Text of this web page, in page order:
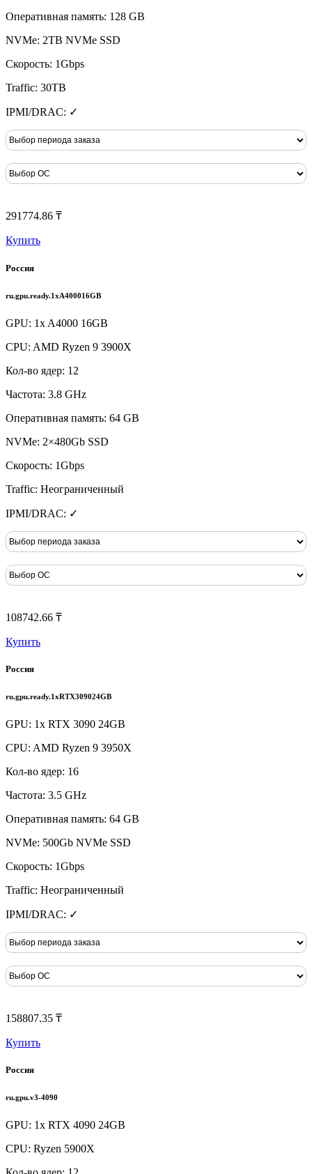
Оперативная память: 128 GB
NVMe: 2TB NVMe SSD
Скорость: 1Gbps
Traffic: 30TB
IPMI/DRAC: ✓
291774.86 ₸
Купить
Россия
ru.gpu.ready.1xA400016GB
GPU: 1x A4000 16GB
CPU: AMD Ryzen 9 3900X
Кол-во ядер: 12
Частота: 3.8 GHz
Оперативная память: 64 GB
NVMe: 2×480Gb SSD
Скорость: 1Gbps
Traffic: Неограниченный
IPMI/DRAC: ✓
108742.66 ₸
Купить
Россия
ru.gpu.ready.1xRTX309024GB
GPU: 1x RTX 3090 24GB
CPU: AMD Ryzen 9 3950X
Кол-во ядер: 16
Частота: 3.5 GHz
Оперативная память: 64 GB
NVMe: 500Gb NVMe SSD
Скорость: 1Gbps
Traffic: Неограниченный
IPMI/DRAC: ✓
158807.35 ₸
Купить
Россия
ru.gpu.v3-4090
GPU: 1x RTX 4090 24GB
CPU: Ryzen 5900X